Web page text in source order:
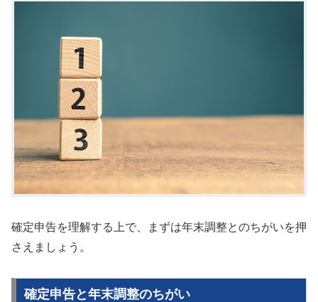
確定申告を理解する上で、まずは年末調整とのちがいを押
さえましょう。
確定申告と年末調整のちがい